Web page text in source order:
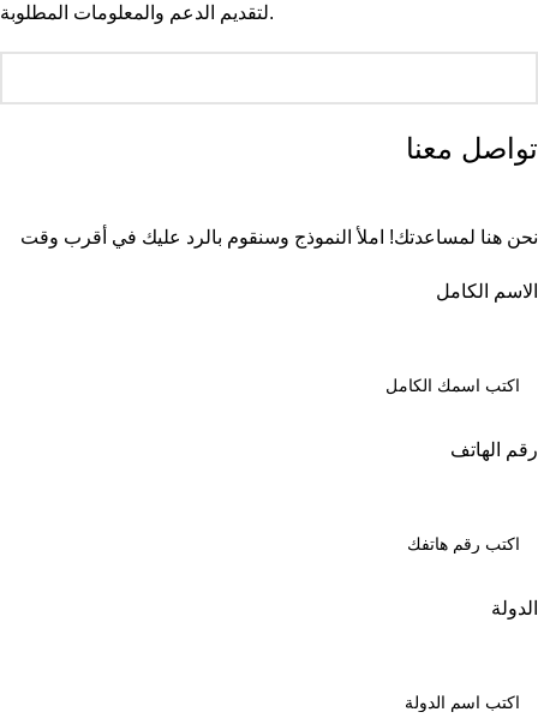
لتقديم الدعم والمعلومات المطلوبة.
تواصل معنا
نحن هنا لمساعدتك! املأ النموذج وسنقوم بالرد عليك في أقرب وقت
الاسم الكامل
رقم الهاتف
الدولة